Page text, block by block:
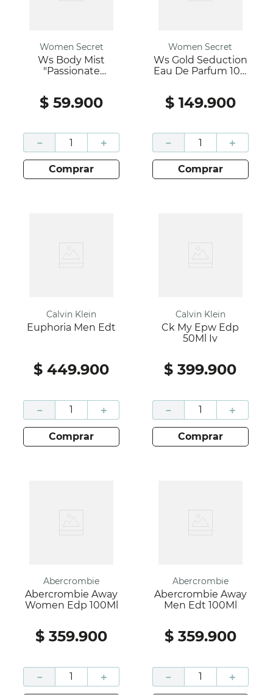
Women Secret
Ws Body Mist
"Passionate
$ 59.900
＋
－
comprar
Women Secret
Ws Gold Seduction
Eau De Parfum 100
$ 149.900
＋
－
comprar
Calvin Klein
Euphoria Men Edt
$ 449.900
＋
－
comprar
Calvin Klein
Ck My Epw Edp
50Ml Iv
$ 399.900
＋
－
comprar
Abercrombie
Abercrombie Away
Women Edp 100Ml
$ 359.900
＋
－
Abercrombie
Abercrombie Away
Men Edt 100Ml
$ 359.900
＋
－